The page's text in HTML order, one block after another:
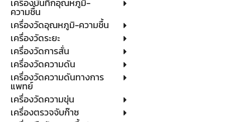
เครื่องบันทึกอุณหภูมิ-
ความชื้น
เครื่องวัดอุณหภูมิ-ความชื้น
เครื่องวัดระยะ
เครื่องวัดการสั่น
เครื่องวัดความดัน
เครื่องวัดความดันทางการ
แพทย์
เครื่องวัดความขุ่น
เครื่องตรวจจับก๊าซ